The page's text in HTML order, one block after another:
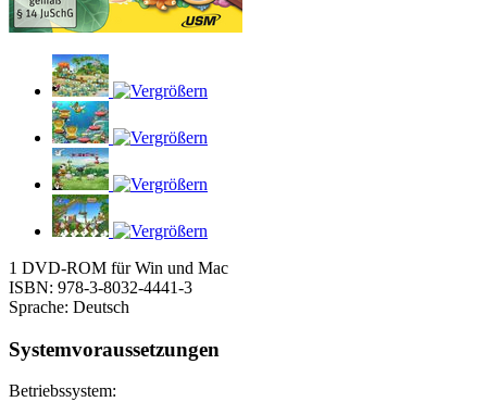
1 DVD-ROM für Win und Mac
ISBN: 978-3-8032-4441-3
Sprache: Deutsch
Systemvoraussetzungen
Betriebssystem: